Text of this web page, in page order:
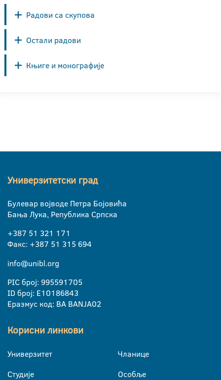
Радови са скупова
Остали радови
Књиге и монографије
Универзитетски град
Булевар војводе Петра Бојовића
Бања Лука, Република Српска
+387 51 321 171
Факс: +387 51 315 694
info@unibl.org
PIC број: 995591705
ID број: E10186843
Еразмус код: BA BANJA02
Корисни линкови
Универзитет
Студије
Чланице
Особље